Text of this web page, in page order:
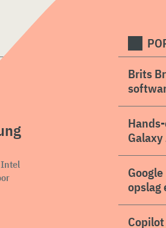
Intel
Brits
Galaxy
opslag